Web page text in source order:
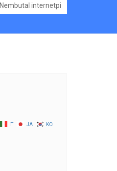
. Nembutal internetpi
IT JA KO